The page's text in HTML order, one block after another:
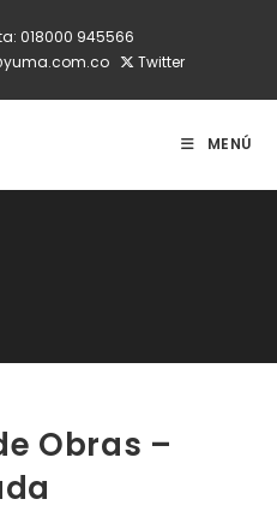
018000 945566
Twitter
MENÚ
Obras –